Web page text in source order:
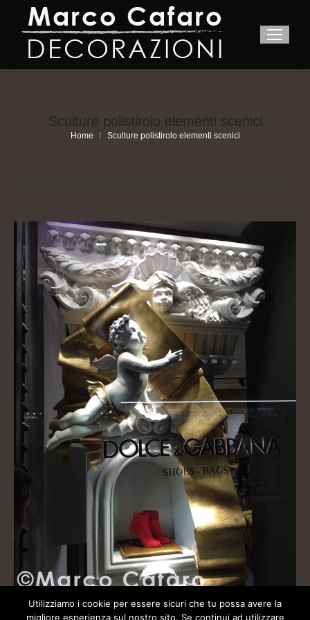
Sculture polistirolo elementi scenici
You are here:
Home Sculture polistirolo elementi scenici
Utilizziamo i cookie per essere sicuri che tu possa avere la
migliore esperienza sul nostro sito. Se continui ad utilizzare